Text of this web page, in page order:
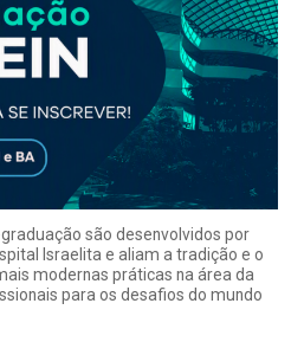
são desenvolvidos por
Israelita e aliam a tradição e o
modernas práticas na área da
para os desafios do mundo